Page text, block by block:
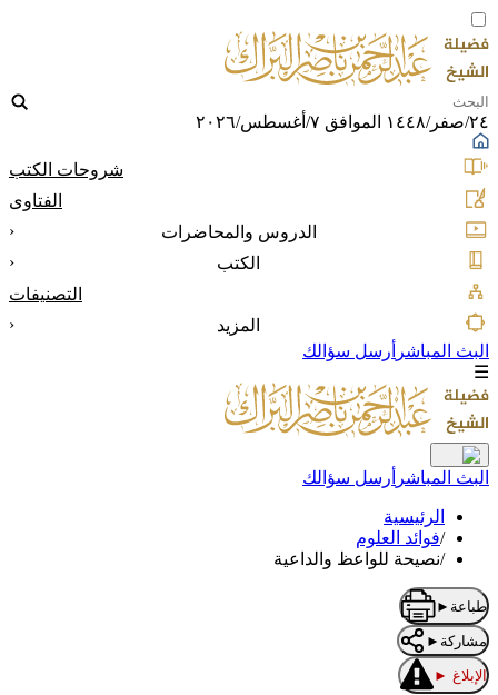
٢٤/صفر/١٤٤٨ الموافق ٧/أغسطس/٢٠٢٦
شروحات الكتب
الفتاوى
الدروس والمحاضرات
‹
الكتب
‹
التصنيفات
المزيد
‹
البث المباشر أرسل سؤالك
☰
البث المباشر أرسل سؤالك
الرئيسية
/فوائد العلوم
/نصيحة للواعظ والداعية
طباعة ►
مشاركة ►
الإبلاغ ►